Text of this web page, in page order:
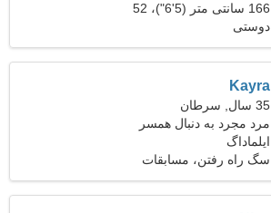
166 سانتی متر (5'6")، 52
کیلوگرم (114 پوند)
دوستی
Kayra
35 سال, سرطان
مرد مجرد به دنبال همسر
ایلماداگ
سگ راه رفتن، مسابقات
اتومبیل رانی